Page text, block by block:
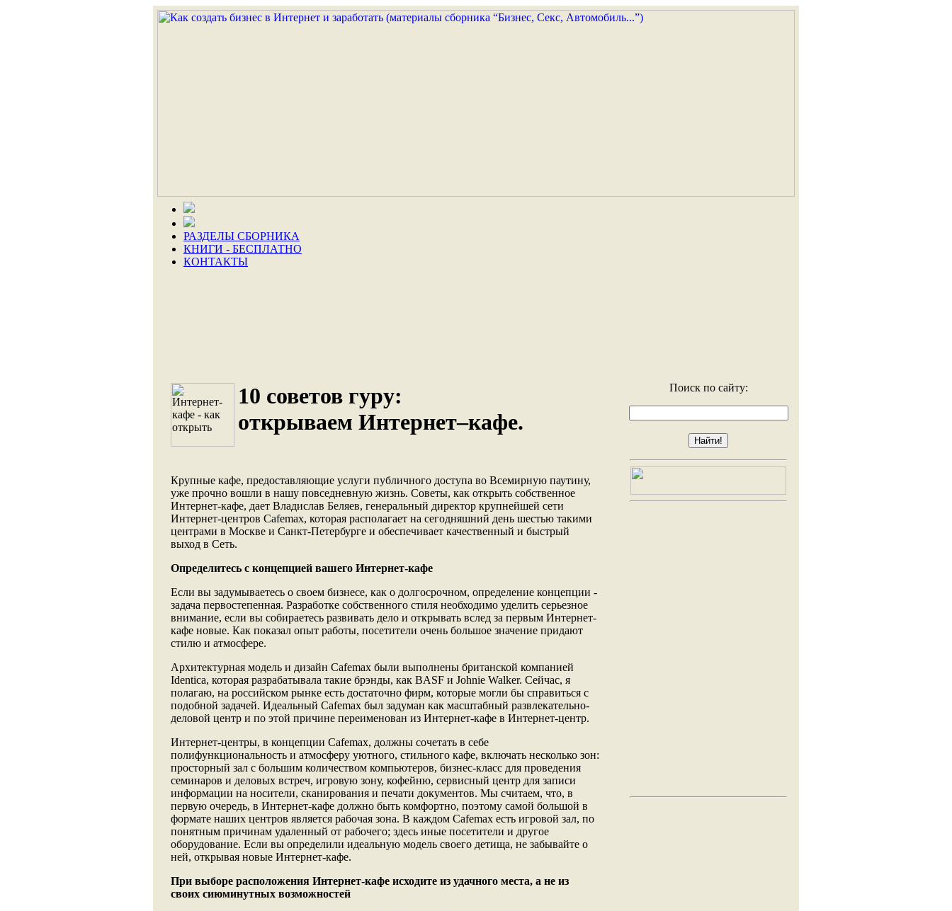
РАЗДЕЛЫ СБОРНИКА
КНИГИ - БЕСПЛАТНО
КОНТАКТЫ
10 советов гуру:
открываем Интернет–кафе.
Крупные кафе, предоставляющие услуги публичного доступа во Всемирную паутину,
уже прочно вошли в нашу повседневную жизнь. Советы, как открыть собственное
Интернет-кафе, дает Владислав Беляев, генеральный директор крупнейшей сети
Интернет-центров Cafemax, которая располагает на сегодняшний день шестью такими
центрами в Москве и Санкт-Петербурге и обеспечивает качественный и быстрый
выход в Сеть.
Определитесь с концепцией вашего Интернет-кафе
Если вы задумываетесь о своем бизнесе, как о долгосрочном, определение концепции -
задача первостепенная. Разработке собственного стиля необходимо уделить серьезное
внимание, если вы собираетесь развивать дело и открывать вслед за первым Интернет-
кафе новые. Как показал опыт работы, посетители очень большое значение придают
стилю и атмосфере.
Архитектурная модель и дизайн Cafemax были выполнены британской компанией
Identica, которая разрабатывала такие брэнды, как BASF и Johnie Walker. Сейчас, я
полагаю, на российском рынке есть достаточно фирм, которые могли бы справиться с
подобной задачей. Идеальный Cafemax был задуман как масштабный развлекательно-
деловой центр и по этой причине переименован из Интернет-кафе в Интернет-центр.
Интернет-центры, в концепции Cafemax, должны сочетать в себе
полифункциональность и атмосферу уютного, стильного кафе, включать несколько зон:
просторный зал с большим количеством компьютеров, бизнес-класс для проведения
семинаров и деловых встреч, игровую зону, кофейню, сервисный центр для записи
информации на носители, сканирования и печати документов. Мы считаем, что, в
первую очередь, в Интернет-кафе должно быть комфортно, поэтому самой большой в
формате наших центров является рабочая зона. В каждом Cafemax есть игровой зал, по
понятным причинам удаленный от рабочего; здесь иные посетители и другое
оборудование. Если вы определили идеальную модель своего детища, не забывайте о
ней, открывая новые Интернет-кафе.
При выборе расположения Интернет-кафе исходите из удачного места, а не из
своих сиюминутных возможностей
Поиск по сайту: